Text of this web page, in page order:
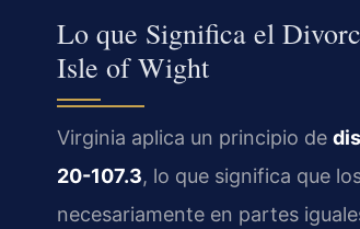
Lo que Significa el
Isle of Wight
Virginia aplica un principio de
20-107.3, lo que significa que
necesariamente en partes